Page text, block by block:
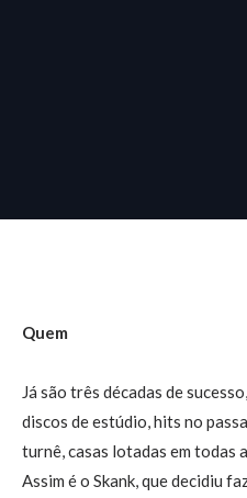
Quem
Já são três décadas de
discos de estúdio, hits no
turnê, casas lotadas em todas
Assim é o Skank, que decidiu